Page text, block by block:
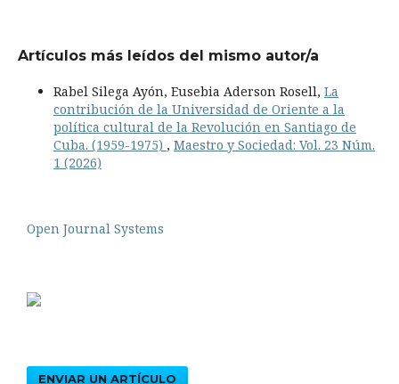
Artículos más leídos del mismo autor/a
Rabel Silega Ayón, Eusebia Aderson Rosell, La
contribución de la Universidad de Oriente a la
política cultural de la Revolución en Santiago de
Cuba. (1959-1975) , Maestro y Sociedad: Vol. 23 Núm.
1 (2026)
Open Journal Systems
ENVIAR UN ARTÍCULO